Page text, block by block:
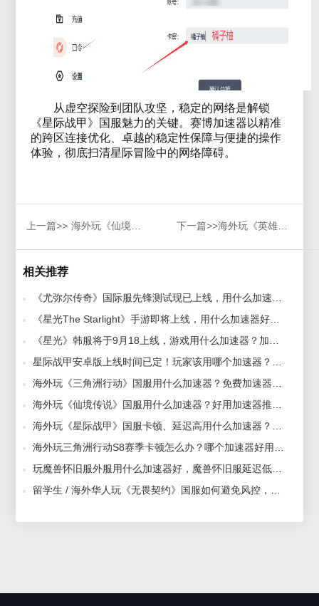
从虚空探险到团队攻坚，稳定的网络是解锁
《星际战甲》国服魅力的关键。赛博加速器以精准
的跨区连接优化、卓越的稳定性保障与便捷的操作
体验，彻底扫清星际冒险中的网络障碍。
上一篇>> 海外玩《仙境传说》国服用什么加速器？好用加速器推荐 下一篇>>海外玩《英雄联盟：末日人机》国服卡顿掉线？赛博加速器一键解决
相关推荐